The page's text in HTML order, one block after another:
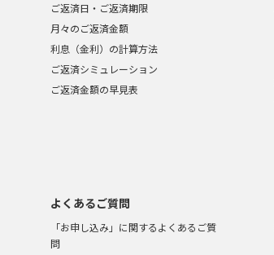
ご返済日・ご返済期限
月々のご返済金額
利息（金利）の計算方法
ご返済シミュレーション
ご返済金額の早見表
よくあるご質問
「お申し込み」に関するよくあるご質
問